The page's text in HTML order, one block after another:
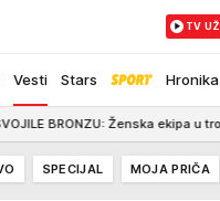
Vesti Stars Hronika
TV
Ženska ekipa u trostavu
SPECIJAL MOJA PRIČA